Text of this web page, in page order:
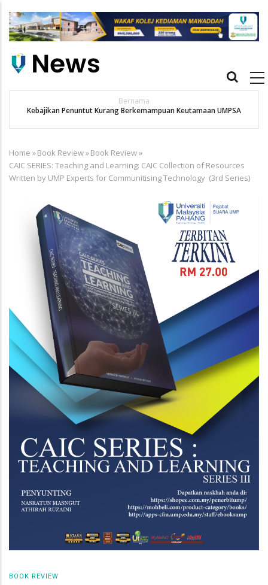
main
Main
Keutamaan UMPSA
APBN terus jadi platform iktiraf usaha
Breadcrumb
Home »Book Review»Book Review»
CAIC SERIES: Teaching and Learning: CAIC Collection of Resources
Written by UMP Experts for Communitising Technology (3rd Series)
BOOK REVIEW